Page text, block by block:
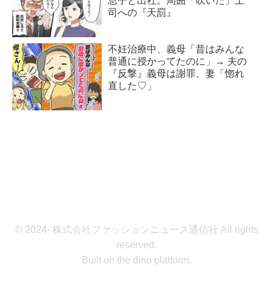
司への『天罰』
不妊治療中、義母「昔はみんな
普通に授かってたのに」→ 夫の
『反撃』義母は謝罪、妻「惚れ
直した♡」
© 2024- 株式会社ファッションニュース通信社 All rights
reserved.
Built on the dino platform.